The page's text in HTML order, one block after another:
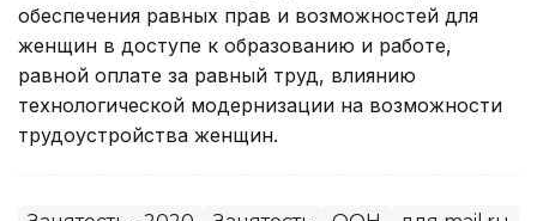
обеспечения равных прав и возможностей для
женщин в доступе к образованию и работе,
равной оплате за равный труд, влиянию
технологической модернизации на возможности
трудоустройства женщин.